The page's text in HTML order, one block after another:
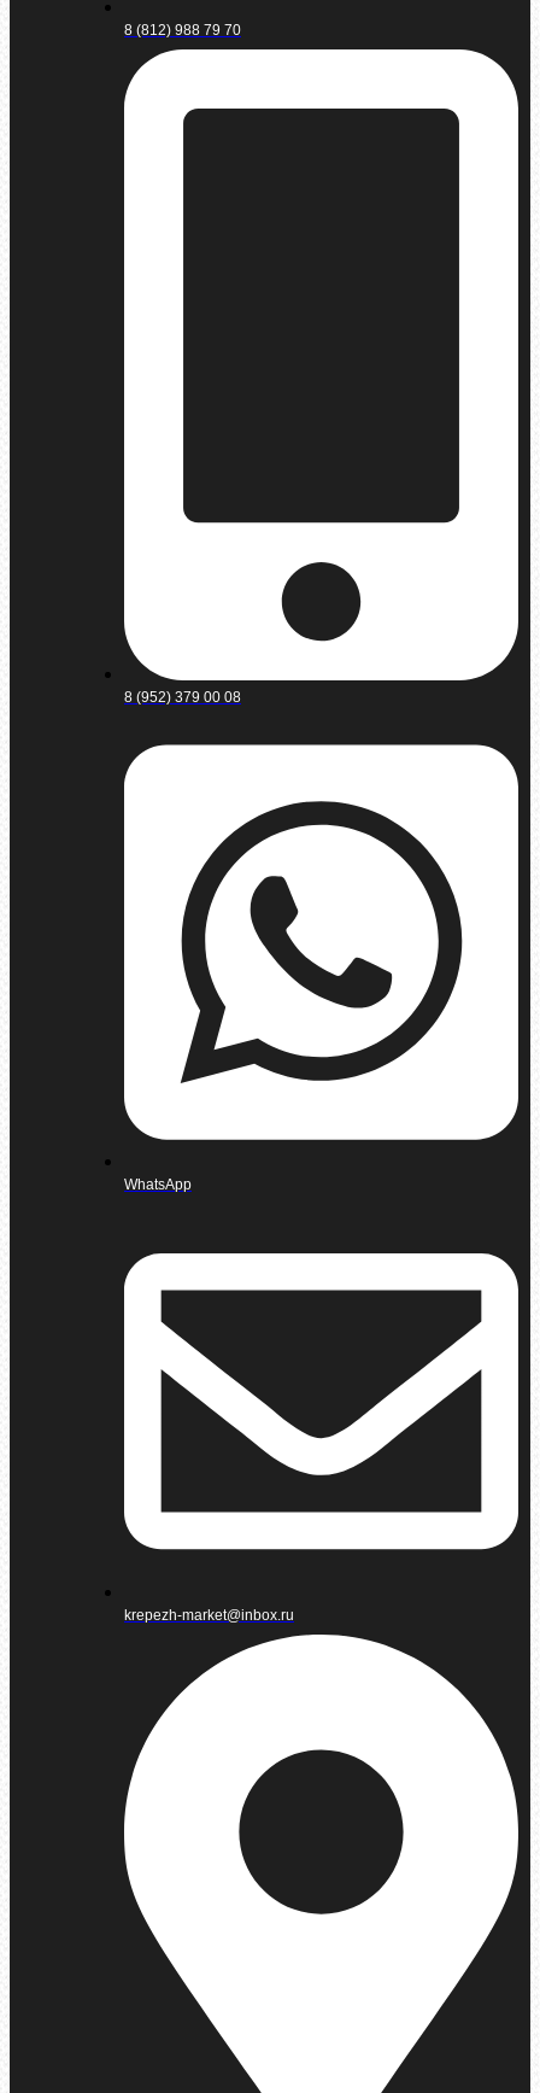
8 (812) 988 79 70
8 (952) 379 00 08
WhatsApp
krepezh-market@inbox.ru